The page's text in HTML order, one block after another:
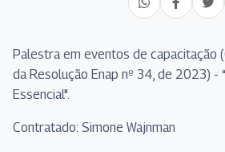
Palestra em eventos de capacitação
da Resolução Enap nº 34, de 2023) -
Essencial".
Contratado: Simone Wajnman